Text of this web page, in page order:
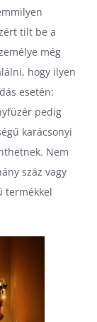
tilt be a
még
hogy ilyen
esetén:
pedig
karácsonyi
Nem
száz vagy
termékkel